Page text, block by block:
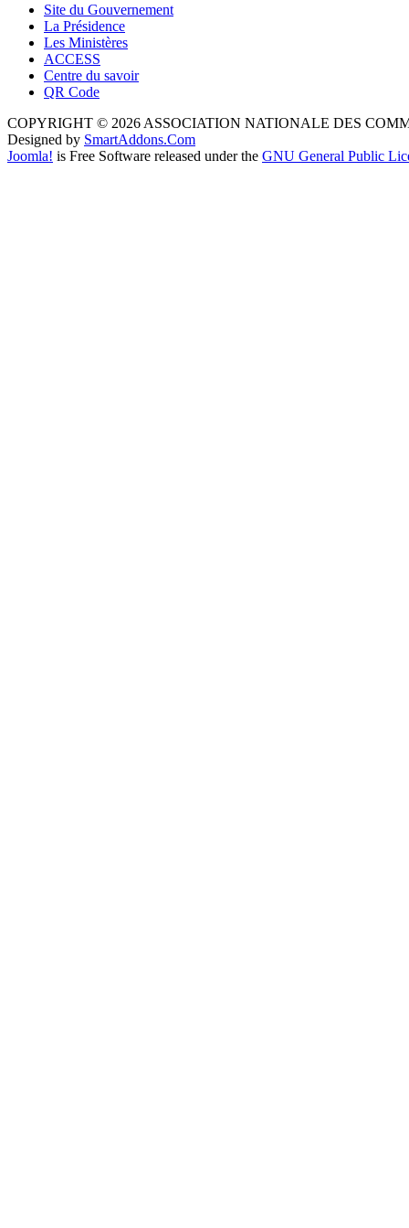
Site du Gouvernement
La Présidence
Les Ministères
ACCESS
Centre du savoir
QR Code
COPYRIGHT © 2026 ASSOCIATION NATIONALE DES
Designed by SmartAddons.Com
Joomla! is Free Software released under the GNU General Public